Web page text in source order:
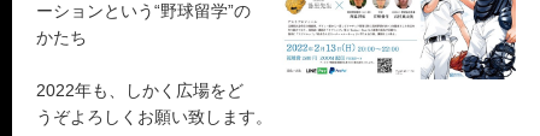
ーションという“野球留学”の
かたち
2022年も、しかく広場をど
うぞよろしくお願い致します。